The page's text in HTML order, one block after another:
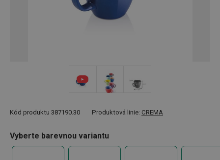
Kód produktu 387190.30 Produktová linie: CREMA
Vyberte barevnou variantu